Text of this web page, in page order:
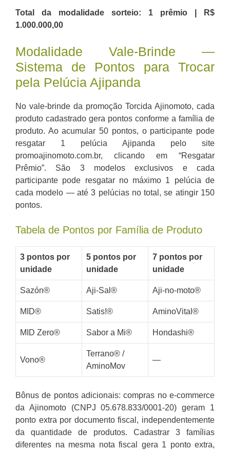
Total da modalidade sorteio: 1 prêmio | R$
1.000.000,00
Modalidade Vale-Brinde —
Sistema de Pontos para Trocar
pela Pelúcia Ajipanda
No vale-brinde da promoção Torcida Ajinomoto, cada
produto cadastrado gera pontos conforme a família de
produto. Ao acumular 50 pontos, o participante pode
resgatar 1 pelúcia Ajipanda pelo site
promoajinomoto.com.br, clicando em “Resgatar
Prêmio”. São 3 modelos exclusivos e cada
participante pode resgatar no máximo 1 pelúcia de
cada modelo — até 3 pelúcias no total, se atingir 150
pontos.
Tabela de Pontos por Família de Produto
3 pontos por
unidade
5 pontos por
unidade
7 pontos por
unidade
Sazón® Aji-Sal® Aji-no-moto®
MID® Satis!® AminoVital®
MID Zero® Sabor a Mi® Hondashi®
Vono®
Terrano® /
AminoMov
—
Bônus de pontos adicionais: compras no e-commerce
da Ajinomoto (CNPJ 05.678.833/0001-20) geram 1
ponto extra por documento fiscal, independentemente
da quantidade de produtos. Cadastrar 3 famílias
diferentes na mesma nota fiscal gera 1 ponto extra,